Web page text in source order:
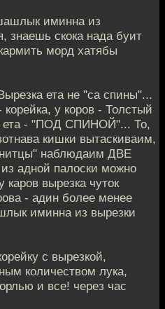
иминна из
скока нада буит
морд хатябы
ета не "са спины"...
у коров - Толстый
ета - "ПОД СПИНОЙ"... То,
кишки вытаскиваим,
наблюдаим ДВЕ
адной палоски можно
вырезка чуток
- адин более менее
иминна из вырезки
с вырезкой,
количеством лука,
и все! через час